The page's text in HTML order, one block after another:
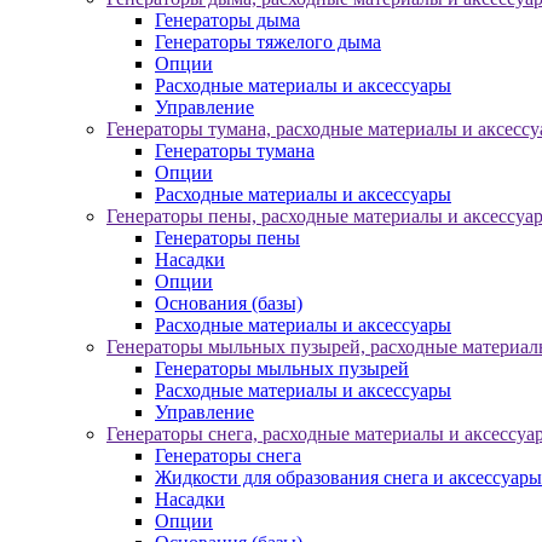
Генераторы дыма
Генераторы тяжелого дыма
Опции
Расходные материалы и аксессуары
Управление
Генераторы тумана, расходные материалы и
Генераторы тумана
Опции
Расходные материалы и аксессуары
Генераторы пены, расходные материалы и
Генераторы пены
Насадки
Опции
Основания (базы)
Расходные материалы и аксессуары
Генераторы мыльных пузырей, расходные
Генераторы мыльных пузырей
Расходные материалы и аксессуары
Управление
Генераторы снега, расходные материалы и
Генераторы снега
Жидкости для образования снега и аксессуары
Насадки
Опции